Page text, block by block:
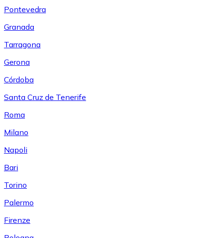
Pontevedra
Granada
Tarragona
Gerona
Córdoba
Santa Cruz de Tenerife
Roma
Milano
Napoli
Bari
Torino
Palermo
Firenze